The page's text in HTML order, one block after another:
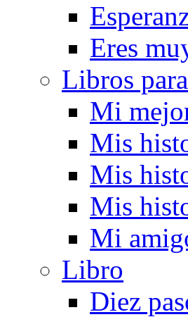
Eres
Libros
Mi
Mis
Mis
Mis
Mi
Libro
Diez